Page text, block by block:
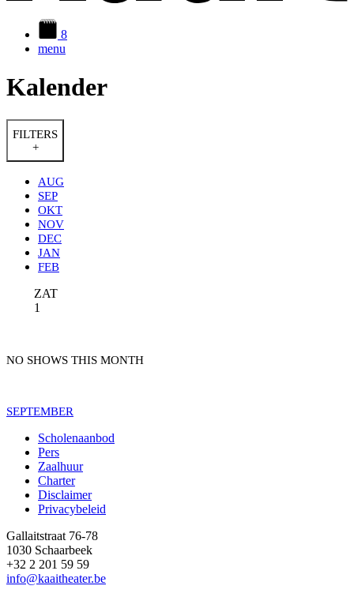
8
menu
Kalender
FILTERS
+
AUG
SEP
OKT
NOV
DEC
JAN
FEB
ZAT
1
NO SHOWS THIS MONTH
SEPTEMBER
Footer
Scholenaanbod
Pers
Zaalhuur
Charter
Disclaimer
Privacybeleid
Gallaitstraat 76-78
1030 Schaarbeek
+32 2 201 59 59
info@kaaitheater.be